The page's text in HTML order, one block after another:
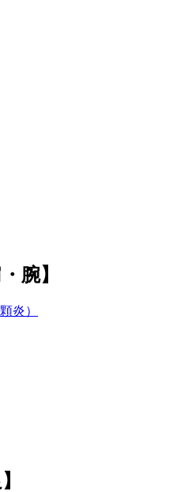
腕】
炎）